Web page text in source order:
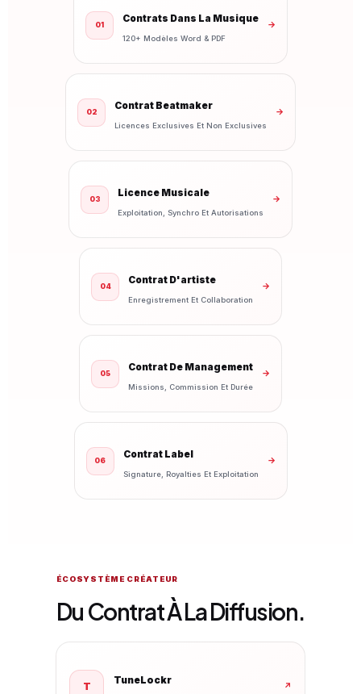
01
Contrats Dans La Musique
120+ Modèles Word & PDF
→
02
Contrat Beatmaker
Licences Exclusives Et Non Exclusives
→
03
Licence Musicale
Exploitation, Synchro Et Autorisations
→
04
Contrat D'artiste
Enregistrement Et Collaboration
→
05
Contrat De Management
Missions, Commission Et Durée
→
06
Contrat Label
Signature, Royalties Et Exploitation
→
ÉCOSYSTÈME CRÉATEUR
Du Contrat À La Diffusion.
T
TuneLockr
↗